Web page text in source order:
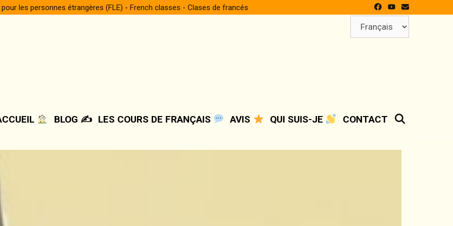
les personnes étrangères (FLE) - French classes - Clases de francés
une
BLOG ✍️ LES COURS DE FRANÇAIS AVIS QUI SUIS-JE CONTACT